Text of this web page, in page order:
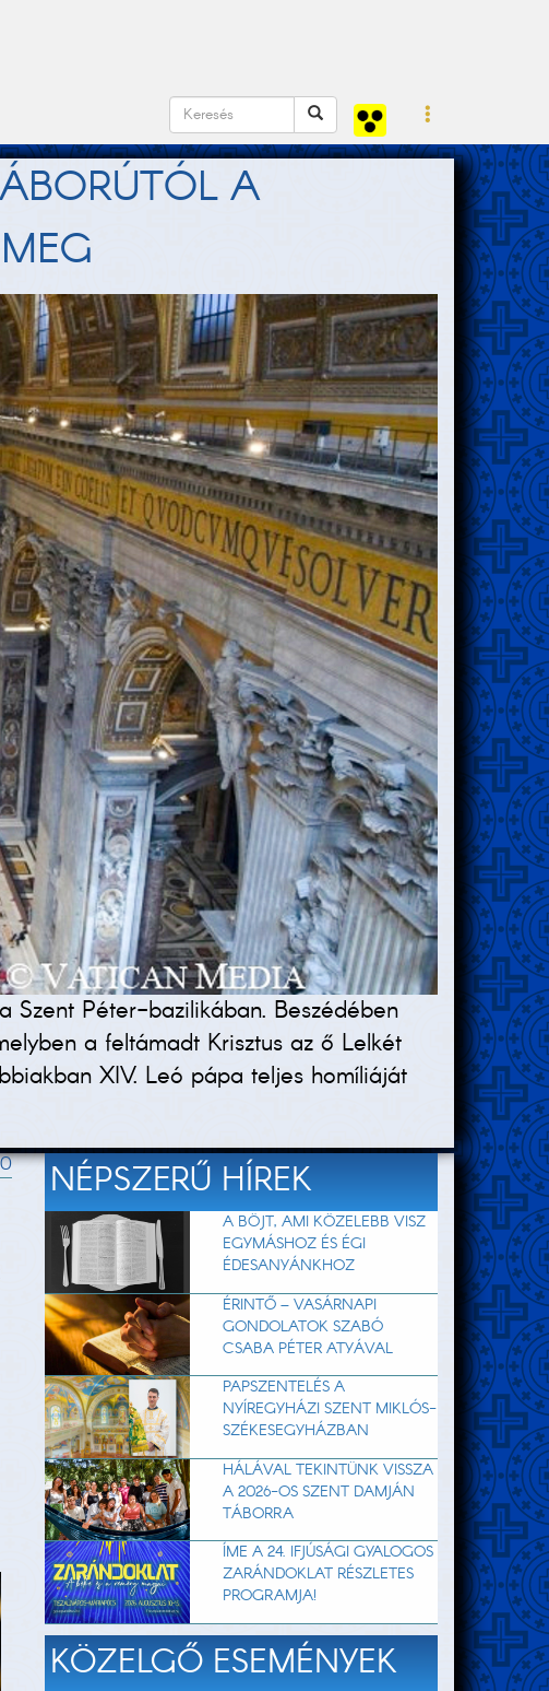
A
Szent Péter-bazilikában. Beszédében
a feltámadt Krisztus az ő Lelkét
XIV. Leó pápa teljes homíliáját
NÉPSZERŰ HÍREK
A BÖJT, AMI KÖZELEBB VISZ
EGYMÁSHOZ ÉS ÉGI
ÉDESANYÁNKHOZ
ÉRINTŐ – VASÁRNAPI
GONDOLATOK SZABÓ
CSABA PÉTER ATYÁVAL
PAPSZENTELÉS A
NYÍREGYHÁZI SZENT MIKLÓS-
SZÉKESEGYHÁZBAN
HÁLÁVAL TEKINTÜNK VISSZA
A 2026-OS SZENT DAMJÁN
TÁBORRA
ÍME A 24. IFJÚSÁGI GYALOGOS
ZARÁNDOKLAT RÉSZLETES
PROGRAMJA!
KÖZELGŐ ESEMÉNYEK